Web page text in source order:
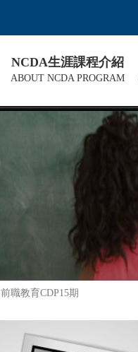
NCDA生涯課程介紹
ABOUT NCDA PROGRAM
前職教育CDP15期